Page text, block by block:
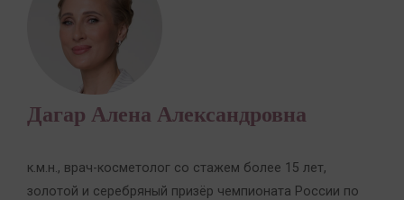
Дагар Алена Александровна
к.м.н., врач-косметолог со стажем более 15 лет,
золотой и серебряный призёр чемпионата России по